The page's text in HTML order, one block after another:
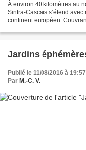
À environ 40 kilomètres au
Sintra-Cascais s’étend
continent européen.
Jardins
Publié le 11/08/2016 à 19:57
Par M.-C. V.